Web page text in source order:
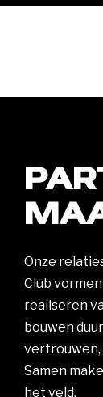
Onze
Club
realiseren
bouwen
vertrouwen,
Samen
het veld.